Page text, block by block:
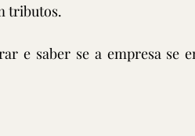
tributos.
e saber se a empresa se